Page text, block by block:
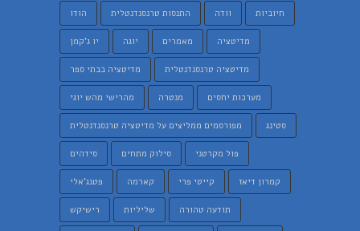
הודו התנסות טרנסנדנטלית וודה חיוביות
יו ג'קמן יוגה מאמרים מדיטציה
מדיטציה בבתי ספר מדיטציה טרנסנדנטלית
מהרישי מהש יוגי מנטרה מערכות יחסים
מפורסמים ממליצים על מדיטציה טרנסנדנטלית סטינג
סידהים סילוק מתחים פול מקרטני
פטנג'אלי קארמה קייטי פרי קמרון דיאז
רישיקש שליליות תודעה טהורה